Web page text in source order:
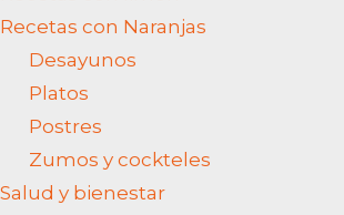
Entradas recientes
Dónde comprar naranjas
agricultor
Regalos de naranjas premium para
Navidad